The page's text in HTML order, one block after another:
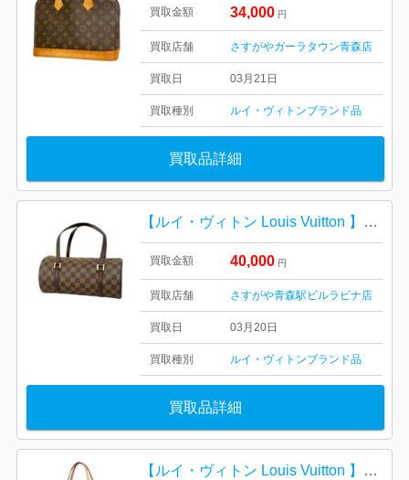
買取金額 34,000 円
買取店舗 さすがやガーラタウン青森店
買取日 03月21日
買取種別 ルイ・ヴィトンブランド品
買取品詳細
【ルイ・ヴィトン Louis Vuitton 】パピヨン・モノグラム・キャンバス・レディース・ブランド
買取金額 40,000 円
買取店舗 さすがや青森駅ビルラビナ店
買取日 03月20日
買取種別 ルイ・ヴィトンブランド品
買取品詳細
【ルイ・ヴィトン Louis Vuitton 】ネヴァーフル・モノグラム・キャンバス・レディース・ブランド